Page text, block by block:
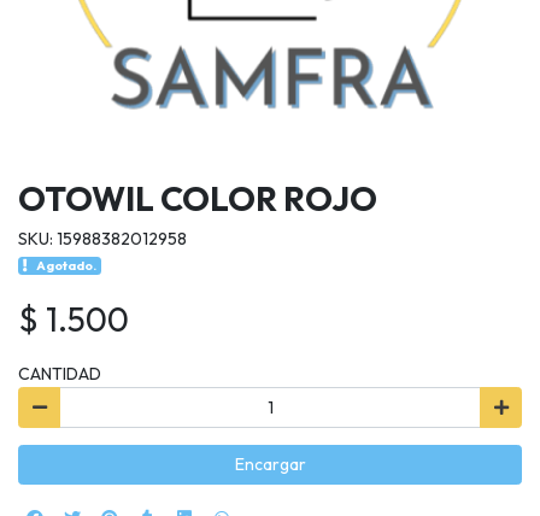
OTOWIL COLOR ROJO
SKU: 15988382012958
Agotado.
$ 1.500
CANTIDAD
Encargar